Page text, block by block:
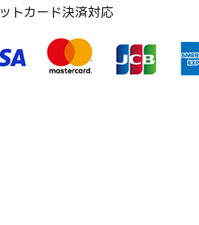
トカード決済対応